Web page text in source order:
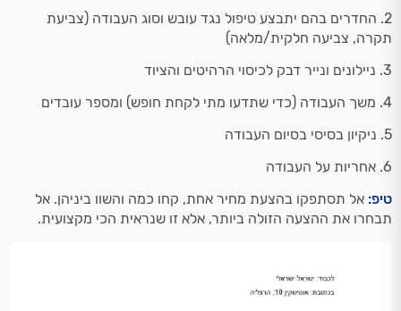
2. החדרים בהם יתבצע טיפול נגד עובש וסוג העבודה (צביעת
תקרה, צביעה חלקית/מלאה)
3. ניילונים ונייר דבק לכיסוי הרהיטים והציוד
4. משך העבודה (כדי שתדעו מתי לקחת חופש) ומספר עובדים
5. ניקיון בסיסי בסיום העבודה
6. אחריות על העבודה
טיפ: אל תסתפקו בהצעת מחיר אחת, קחו כמה והשוו ביניהן. אל
תבחרו את ההצעה הזולה ביותר, אלא זו שנראית הכי מקצועית.